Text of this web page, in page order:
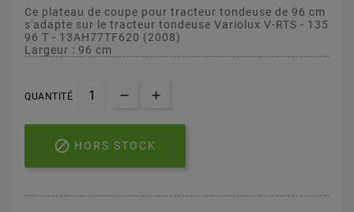
Ce plateau de coupe pour tracteur tondeuse de 96 cm
s'adapte sur le tracteur tondeuse Variolux V-RTS - 135
96 T - 13AH77TF620 (2008)
Largeur : 96 cm
QUANTITÉ
 HORS STOCK